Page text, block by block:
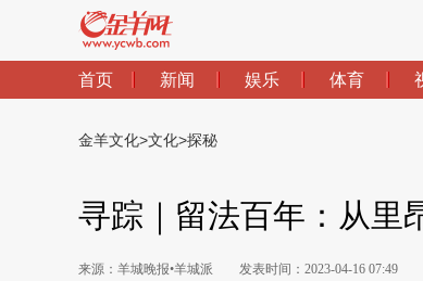
首页 新闻 娱乐 体育
金羊文化>文化>探秘
寻踪｜留法百年：从里
来源：羊城晚报•羊城派 发表时间：2023-04-16 07:49